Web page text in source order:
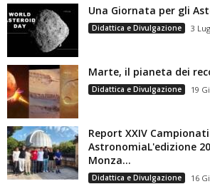
Una Giornata per gli
Didattica e Divulgazione 3
Marte, il pianeta dei
Didattica e Divulgazione 19
Report XXIV
AstronomiaL'edizione
Monza...
Didattica e Divulgazione
16